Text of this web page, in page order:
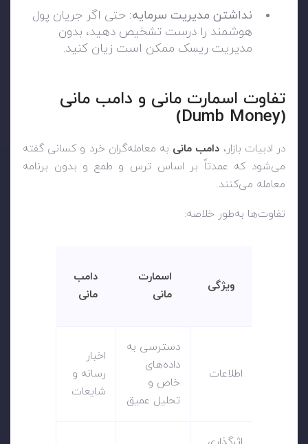
نداشتن مدیریت سرمایه: حتی اگر جریان پول
هوشمند را درست تشخیص دهید، بدون
مدیریت ریسک ممکن است زیان کنید.
تفاوت اسمارت مانی و دامب مانی
(Dumb Money)
در ادبیات بازار، دامب مانی به معامله‌گران خرد و کسانی گفته
می‌شود که عمدتاً بر اساس ترس و طمع و بدون برنامه
معامله می‌کنند.
تفاوت‌ها به‌طور خلاصه:
ویژگی
اسمارت
مانی
دامب
مانی
اطلاعات
دسترسی به
داده‌های
خاص و
تحلیل عمیق
اخبار
رسانه و
شایعات